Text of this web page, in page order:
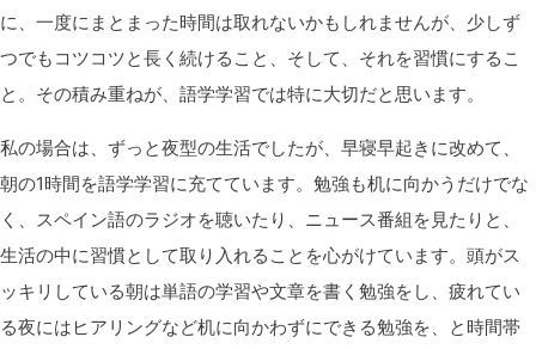
に、一度にまとまった時間は取れないかもしれませんが、少しず
つでもコツコツと長く続けること、そして、それを習慣にするこ
と。その積み重ねが、語学学習では特に大切だと思います。
私の場合は、ずっと夜型の生活でしたが、早寝早起きに改めて、
朝の1時間を語学学習に充てています。勉強も机に向かうだけでな
く、スペイン語のラジオを聴いたり、ニュース番組を見たりと、
生活の中に習慣として取り入れることを心がけています。頭がス
ッキリしている朝は単語の学習や文章を書く勉強をし、疲れてい
る夜にはヒアリングなど机に向かわずにできる勉強を、と時間帯